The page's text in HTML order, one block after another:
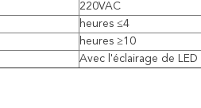
220VAC
heures ≤4
heures ≥10
Avec l'éclairage de LED